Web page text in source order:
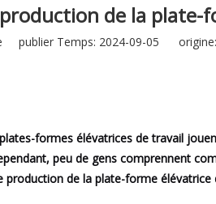
Attachement et
de la
publier Temps: 2024-09-05 origine:
formes élévatrices de travail
peu de gens comprennent
de la plate-forme élévatrice